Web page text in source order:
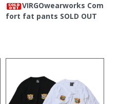
VIRGOwearworks Com
fort fat pants SOLD OUT